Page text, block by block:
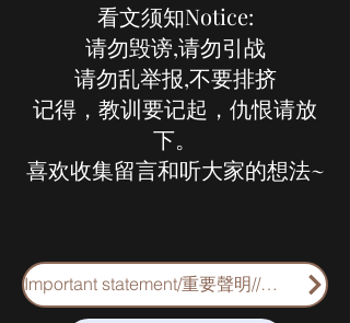
看文须知Notice:
请勿毁谤,请勿引战
请勿乱举报,不要排挤
记得，教训要记起，仇恨请放
下。
喜欢收集留言和听大家的想法~
Important statement/重要聲明//重要申明